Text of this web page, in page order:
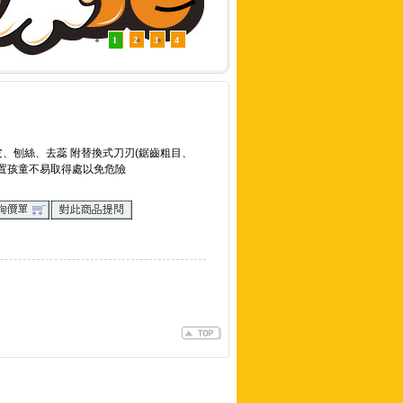
1 2 3 4
刨絲、去蕊 附替換式刀刃(鋸齒粗目、
孩童不易取得處以免危險